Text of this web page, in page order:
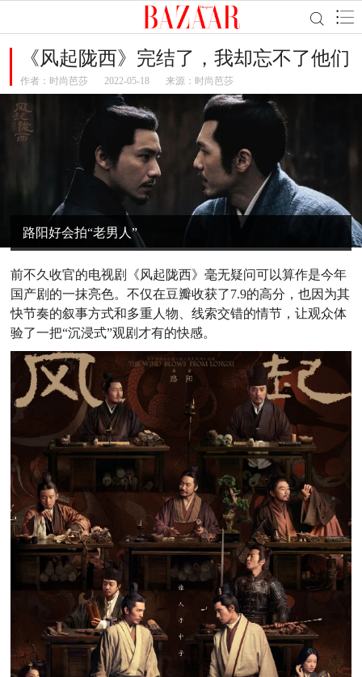
《风起陇西》完结了，我却忘不了他们
作者： 时尚芭莎 2022-05-18 来源：时尚芭莎
路阳好会拍“老男人”
前不久收官的电视剧《风起陇西》毫无疑问可以算作是今年
国产剧的一抹亮色。不仅在豆瓣收获了7.9的高分，也因为其
快节奏的叙事方式和多重人物、线索交错的情节，让观众体
验了一把“沉浸式”观剧才有的快感。